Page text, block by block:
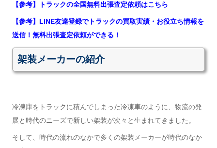
【参考】トラックの全国無料出張査定依頼はこちら
【参考】LINE友達登録でトラックの買取実績・お役立ち情報を
送信！無料出張査定依頼ができる！
架装メーカーの紹介
冷凍庫をトラックに積んでしまった冷凍車のように、物流の発
展と時代のニーズで新しい架装が次々と生まれてきました。
そして、時代の流れのなかで多くの架装メーカーが時代のなか